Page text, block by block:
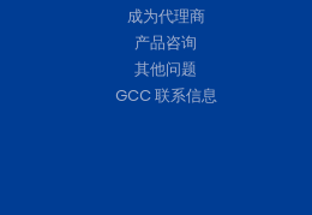
成为代理商
产品咨询
其他问题
GCC 联系信息